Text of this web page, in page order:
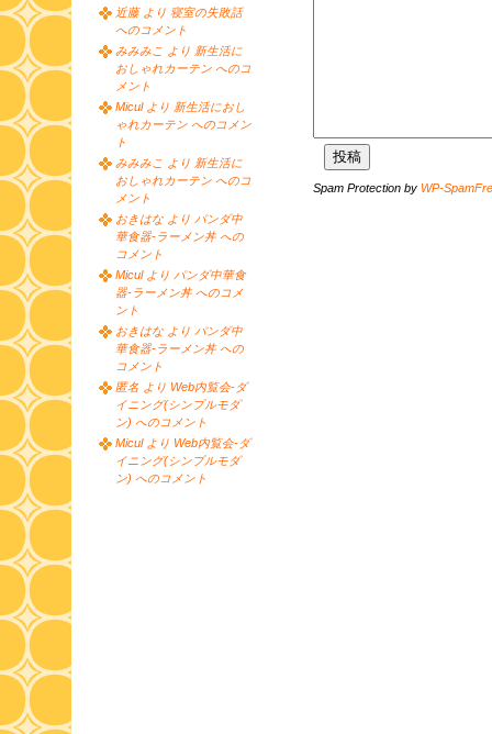
Spam Protection by WP-
近藤 より 寝室の失敗話
へのコメント
みみみこ より 新生活に
おしゃれカーテン へのコ
メント
Micul より 新生活におし
ゃれカーテン へのコメン
ト
みみみこ より 新生活に
おしゃれカーテン へのコ
メント
おきはな より パンダ中
華食器-ラーメン丼 への
コメント
Micul より パンダ中華食
器-ラーメン丼 へのコメ
ント
おきはな より パンダ中
華食器-ラーメン丼 への
コメント
匿名 より Web内覧会-ダ
イニング(シンプルモダ
ン) へのコメント
Micul より Web内覧会-ダ
イニング(シンプルモダ
ン) へのコメント